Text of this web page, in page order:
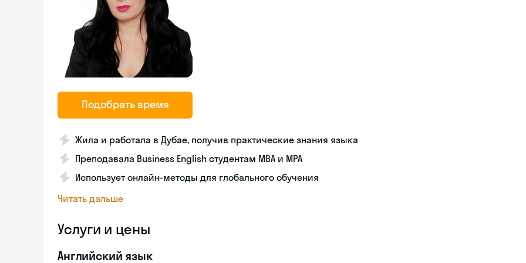
Подобрать время
Жила и работала в Дубае, получив практические знания языка
Преподавала Business English студентам MBA и MPA
Использует онлайн-методы для глобального обучения
Читать дальше
Услуги и цены
Английский язык